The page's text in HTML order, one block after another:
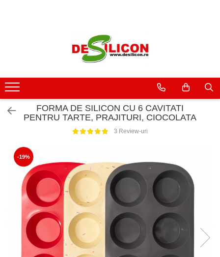
FORMA DE SILICON CU 6 CAVITATI
PENTRU TARTE, PRAJITURI, CIOCOLATA
3 Review-uri
-19%